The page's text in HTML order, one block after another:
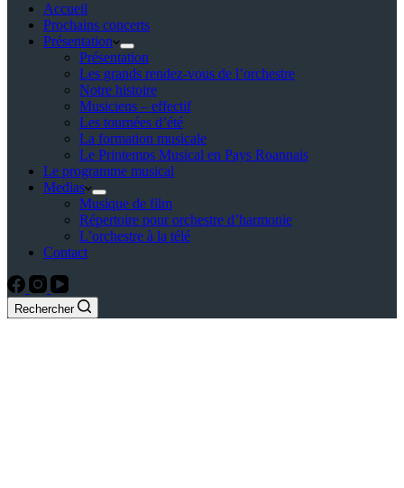
Accueil
Prochains concerts
Présentation
Présentation
Les grands rendez-vous de l’orchestre
Notre histoire
Musiciens – effectif
Les tournées d’été
La formation musicale
Le Printemps Musical en Pays Roannais
Le programme musical
Medias
Musique de film
Répertoire pour orchestre d’harmonie
L’orchestre à la télé
Contact
Rechercher